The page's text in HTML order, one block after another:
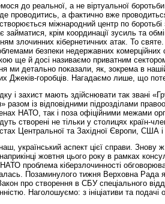
до реальної, а не віртуальної
проводитись, а фактично вже
міжнародний центр по
займатися, крім координації зусиль та
злочинних кібернетичних атак. То
безпеки недержавних комерційних
ще й досі називаємо приватним
ми детально показали, як, зокрема в
Джеків-горобців. Нагадаємо лише, що
і захист мають здійснювати так звані
разом із відповідними підрозділами
НАТО, так і поза офіційними межами
створені не тільки у столицях країн-
Центральної та Західної Європи, США
український аспект цієї справи. Знову
жовтня цього року в рамках
проблема кіберзлочинності
Позаминулого тижня Верховна Рада
про створення в СБУ спеціального
Наголошуємо: з ініціативи та